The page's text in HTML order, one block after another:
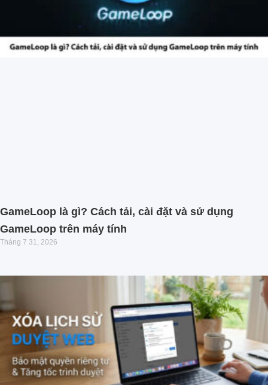
GameLoop là gì? Cách tải, cài đặt và sử dụng
GameLoop trên máy tính
Tháng 7 31, 2026